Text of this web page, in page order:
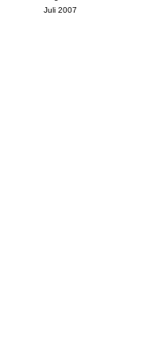
Juli 2007